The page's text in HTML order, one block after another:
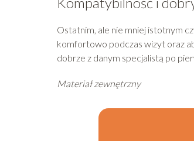
Ostatnim, ale nie mniej istotnym
komfortowo podczas wizyt oraz
dobrze z danym specjalistą po
Materiał zewnętrzny